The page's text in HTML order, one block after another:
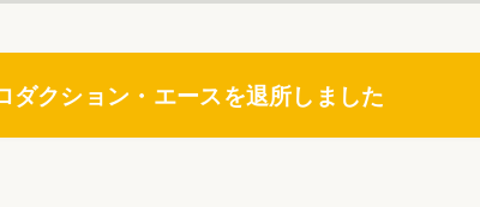
ダクション・エースを退所しました